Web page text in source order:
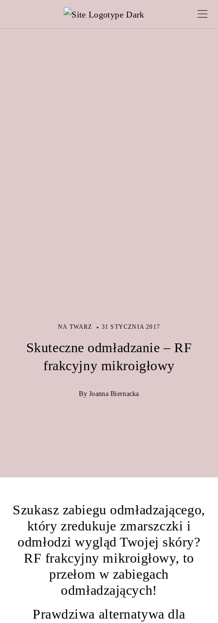
NA TWARZ 31 STYCZNIA 2017
Skuteczne odmładzanie – RF
frakcyjny mikroigłowy
By Joanna Biernacka
Szukasz zabiegu odmładzającego,
który zredukuje zmarszczki i
odmłodzi wygląd Twojej skóry?
RF frakcyjny mikroigłowy, to
przełom w zabiegach
odmładzających!
Prawdziwa alternatywa dla